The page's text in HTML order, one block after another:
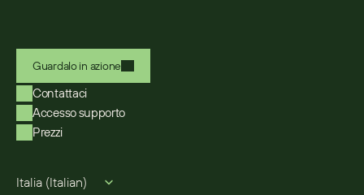
Guardalo in azione
Contattaci
Accesso supporto
Prezzi
Italia (Italian)